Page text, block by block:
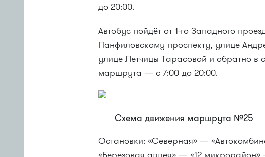
до 20:00.
Автобус пойдёт от 1-го Западного
Панфиловскому проспекту, улице
улице Летчицы Тарасовой и обратно в
маршрута — с 7:00 до 20:00.
Схема движения маршрута №25
Остановки: «Северная» —